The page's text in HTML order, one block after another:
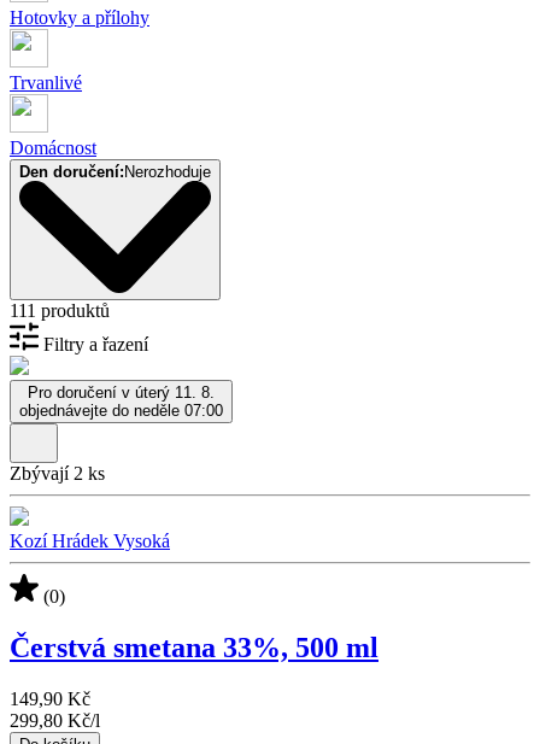
Hotovky a přílohy
Trvanlivé
Domácnost
Den doručení: Nerozhoduje
111 produktů
Filtry a řazení
Pro doručení v úterý 11. 8.
objednávejte do neděle 07:00
Zbývají 2 ks
Kozí Hrádek Vysoká
(0)
Čerstvá smetana 33%, 500 ml
149,90 Kč
299,80 Kč/l